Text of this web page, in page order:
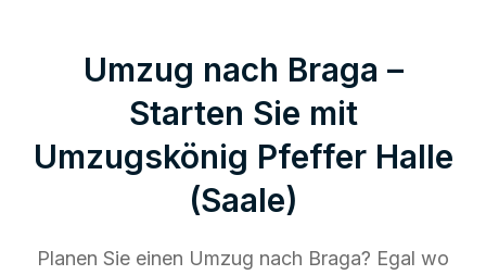
Umzug nach Braga –
Starten Sie mit
Umzugskönig Pfeffer Halle
(Saale)
Planen Sie einen Umzug nach Braga? Egal wo